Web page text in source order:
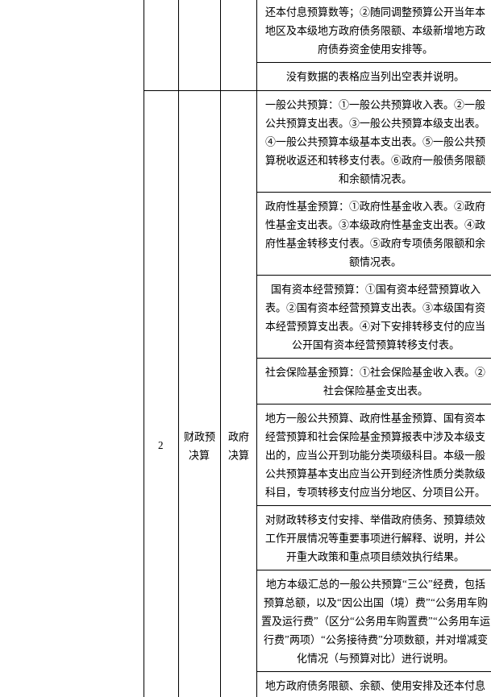
还本付息预算数等；②随同调整预算公开当年本
地区及本级地方政府债务限额、本级新增地方政
府债券资金使用安排等。
没有数据的表格应当列出空表并说明。
2
财政预
决算
政府
决算
一般公共预算：①一般公共预算收入表。②一般
公共预算支出表。③一般公共预算本级支出表。
④一般公共预算本级基本支出表。⑤一般公共预
算税收返还和转移支付表。⑥政府一般债务限额
和余额情况表。
政府性基金预算：①政府性基金收入表。②政府
性基金支出表。③本级政府性基金支出表。④政
府性基金转移支付表。⑤政府专项债务限额和余
额情况表。
国有资本经营预算：①国有资本经营预算收入
表。②国有资本经营预算支出表。③本级国有资
本经营预算支出表。④对下安排转移支付的应当
公开国有资本经营预算转移支付表。
社会保险基金预算：①社会保险基金收入表。②
社会保险基金支出表。
地方一般公共预算、政府性基金预算、国有资本
经营预算和社会保险基金预算报表中涉及本级支
出的，应当公开到功能分类项级科目。本级一般
公共预算基本支出应当公开到经济性质分类款级
科目，专项转移支付应当分地区、分项目公开。
对财政转移支付安排、举借政府债务、预算绩效
工作开展情况等重要事项进行解释、说明，并公
开重大政策和重点项目绩效执行结果。
地方本级汇总的一般公共预算“三公”经费，包括
预算总额，以及“因公出国（境）费”“公务用车购
置及运行费”（区分“公务用车购置费”“公务用车运
行费”两项）“公务接待费”分项数额，并对增减变
化情况（与预算对比）进行说明。
地方政府债务限额、余额、使用安排及还本付息